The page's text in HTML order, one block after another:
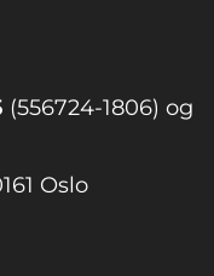
(556724-1806) og
Oslo